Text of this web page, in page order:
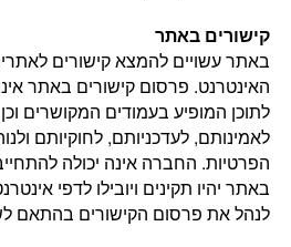
קישורים באתר
באתר עשויים להמצא קישורים
האינטרנט. פרסום קישורים באתר
לתוכן המופיע בעמודים המקושרים
לאמינותם, לעדכניותם, לחוקיותם
הפרטיות. החברה אינה יכולה
באתר יהיו תקינים ויובילו לדפי
לנהל את פרסום הקישורים בהתאם